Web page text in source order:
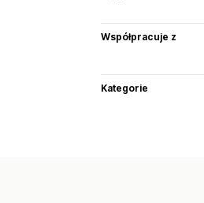
Współpracuje z
Kategorie